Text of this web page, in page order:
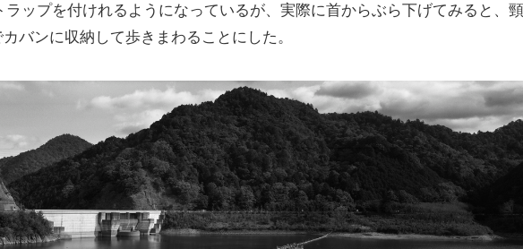
ラップを付けれるようになっているが、実際に首からぶら下げてみると、頸
バンに収納して歩きまわることにした。